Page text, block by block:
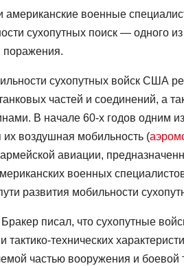
американские военные
сухопутных поиск — одного
поражения.
сухопутных войск США
частей и соединений, а
В начале 60-х годов одним
их воздушная мобильность (
авиации,
военных
развития мобильности
писал, что сухопутные
технических
частью вооружения и боевой